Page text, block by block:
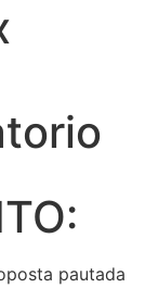
pautada